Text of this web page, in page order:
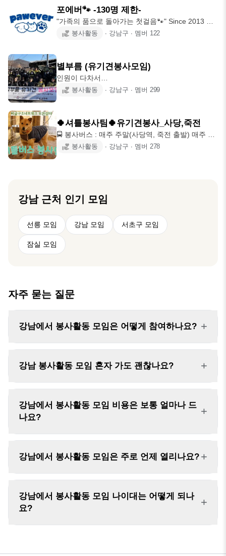
토링, 네트워킹을 결합한 청년 주도형 봉사 커뮤니
티입니다. 모클럽 서울한수 로타리클럽과 긴밀히 협
력하여 세대를 잇고, 경험을 기록하며, 지역사회 변
화에 앞장섭니다. ✅️ 활동 내용 - 월 1회 정기 모임 -
포에버🐾 -130명 제한-
"가족의 품으로 돌아가는 첫걸음🐾" Since 2013 🐾
포에버의 자랑 1. '13년부터 꾸준히 봉사를 이어온
한방에! 🐾포에버는 이런 분들과 함께하고 싶어요!
1. 동물을 사랑하고 동물보호에 관심 있는 분 2. 책
임감 갖고 꾸준히 활동하실 분 3. 서툴러도 따뜻한
발걸음을 오래 함께하실 분 * 동물을 무서워하거나
동) 2.
봉사활동 ∙ 강남구 ∙ 멤버 122
별부름 (유기견봉사모임)
인원이 다차서
https://www.somoim.co.kr/3f3603be-3e96-4e97-
id: nowlove로 카톡주시면 되겠습니다.☆ Since
2016 08 20 -오프라인 봉사모임중 가장많은 인원이
참가하여 봉사를 하고있는 봉사모임입니다. -별부름
인스타 공지사항이나 카톡을 통해 봉사신청을 받고
봉사활동 ∙ 강남구 ∙ 멤버 299
🍀셔틀봉사팀🍀유기견봉사_사당,죽전
🚍 봉사버스 : 매주 주말(사당역, 죽전 출발) 매주 주
말 유기견 보호소로 봉사가기 위해 봉사셔틀버스를
승합차량으로 10~15명 정도 가는거라 자차로 피곤
하게 운전해서 가거나 남의차 얻어탈 필요 없어용 ✅️
인스타 @brn_boeun (비구협 보은쉼터 공식 홍보계
정) 계정에서 쉼터 아이들 임보입양 홍보글과 봉사
후기 등을
봉사활동 ∙ 강남구 ∙ 멤버 278
강남근처 인기 모임
선릉 모임 강남 모임 서초구 모임
잠실 모임
자주 묻는 질문
강남에서 봉사활동 모임은 어떻게 참여하나요? +
강남 봉사활동 모임 혼자 가도 괜찮나요? +
강남에서 봉사활동 모임 비용은 보통 얼마나 드
나요?
+
강남에서 봉사활동 모임은 주로 언제 열리나요? +
강남에서 봉사활동 모임 나이대는 어떻게 되나
요?
+